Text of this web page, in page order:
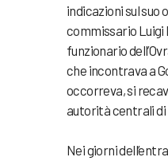
indicazioni sul suo
commissario Luigi
funzionario
che incontrava a
occorreva, si
autorità centrali di
Nei giorni